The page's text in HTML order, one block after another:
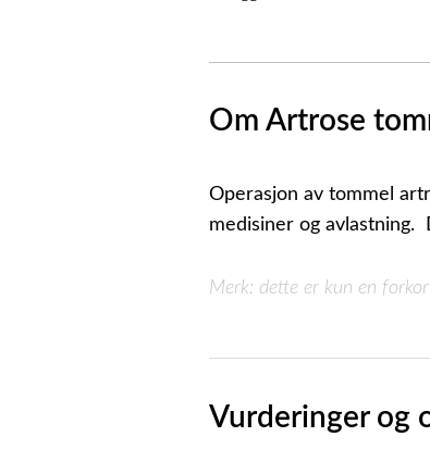
Om Artrose
Operasjon av tommel
medisiner og avlastning.
Merk: dette er kun en
Vurderinger og